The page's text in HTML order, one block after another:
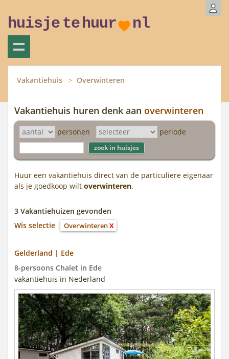
huisje tehuur nl
Vakantiehuis Overwinteren
Vakantiehuis huren denk aan overwinteren
personen periode
Huur een vakantiehuis direct van de particuliere eigenaar
als je goedkoop wilt overwinteren.
3 Vakantiehuizen gevonden
Wis selectie
OverwinterenX
Gelderland | Ede
8-persoons Chalet in Ede
vakantiehuis in Nederland